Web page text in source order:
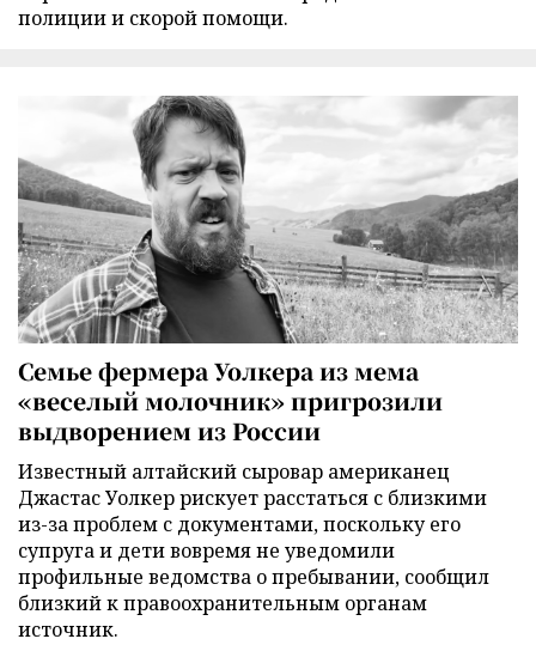
полиции и скорой помощи.
Семье фермера Уолкера из мема
«веселый молочник» пригрозили
выдворением из России
Известный алтайский сыровар американец
Джастас Уолкер рискует расстаться с близкими
из-за проблем с документами, поскольку его
супруга и дети вовремя не уведомили
профильные ведомства о пребывании, сообщил
близкий к правоохранительным органам
источник.